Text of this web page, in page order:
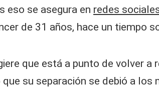
eso se asegura en redes
de 31 años, hace un tiempo
que está a punto de volver a
su separación se debió a los